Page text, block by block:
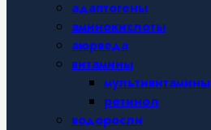
адаптогены
аминокислоты
аюрведа
витамины
мультивитамины
ретинол
водоросли